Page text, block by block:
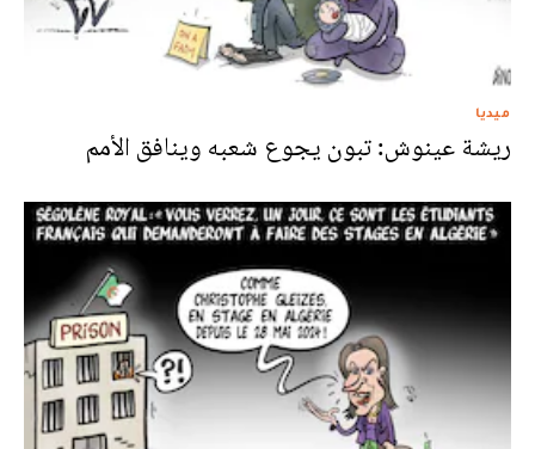
ميديا
ريشة عينوش: تبون يجوع شعبه وينافق الأمم